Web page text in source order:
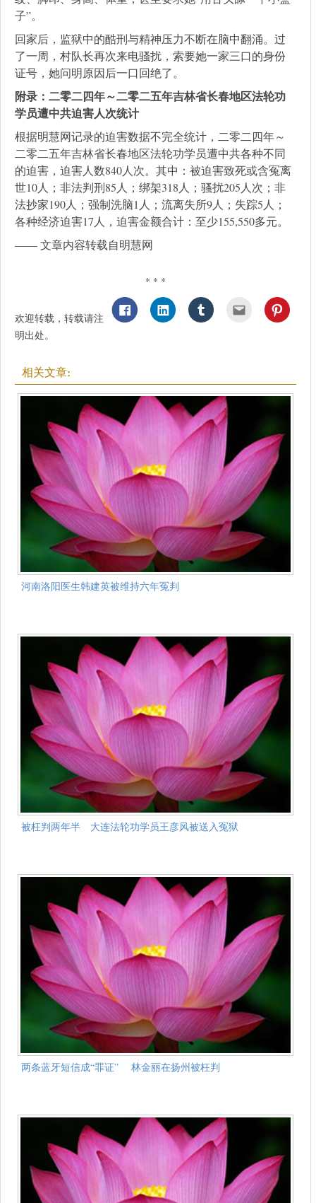
子”。
回家后，监狱中的酷刑与精神压力不断在脑中翻涌。过
了一周，村队长再次来电骚扰，索要她一家三口的身份
证号，她问明原因后一口回绝了。
附录：二零二四年～二零二五年吉林省长春地区法轮功
学员遭中共迫害人次统计
根据明慧网记录的迫害数据不完全统计，二零二四年～
二零二五年吉林省长春地区法轮功学员遭中共各种不同
的迫害，迫害人数840人次。其中：被迫害致死或含冤离
世10人；非法判刑85人；绑架318人；骚扰205人次；非
法抄家190人；强制洗脑1人；流离失所9人；失踪5人；
各种经济迫害17人，迫害金额合计：至少155,550多元。
—— 文章内容转载自明慧网
* * *
欢迎转载，转载请注
明出处。
相关文章:
河南洛阳医生韩建英被维持六年冤判
被枉判两年半 大连法轮功学员王彦风被送入冤狱
两条蓝牙短信成“罪证” 林金丽在扬州被枉判